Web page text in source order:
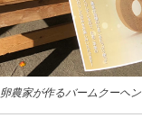
卵農家が作るバームクーヘン